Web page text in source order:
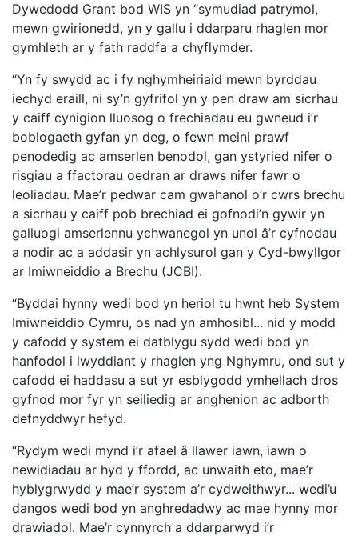
Dywedodd Grant bod WIS yn “symudiad patrymol,
mewn gwirionedd, yn y gallu i ddarparu rhaglen mor
gymhleth ar y fath raddfa a chyflymder.
“Yn fy swydd ac i fy nghymheiriaid mewn byrddau
iechyd eraill, ni sy’n gyfrifol yn y pen draw am sicrhau
y caiff cynigion lluosog o frechiadau eu gwneud i’r
boblogaeth gyfan yn deg, o fewn meini prawf
penodedig ac amserlen benodol, gan ystyried nifer o
risgiau a ffactorau oedran ar draws nifer fawr o
leoliadau. Mae’r pedwar cam gwahanol o’r cwrs brechu
a sicrhau y caiff pob brechiad ei gofnodi’n gywir yn
galluogi amserlennu ychwanegol yn unol â’r cyfnodau
a nodir ac a addasir yn achlysurol gan y Cyd-bwyllgor
ar Imiwneiddio a Brechu (JCBI).
“Byddai hynny wedi bod yn heriol tu hwnt heb System
Imiwneiddio Cymru, os nad yn amhosibl... nid y modd
y cafodd y system ei datblygu sydd wedi bod yn
hanfodol i lwyddiant y rhaglen yng Nghymru, ond sut y
cafodd ei haddasu a sut yr esblygodd ymhellach dros
gyfnod mor fyr yn seiliedig ar anghenion ac adborth
defnyddwyr hefyd.
“Rydym wedi mynd i’r afael â llawer iawn, iawn o
newidiadau ar hyd y ffordd, ac unwaith eto, mae’r
hyblygrwydd y mae’r system a’r cydweithwyr... wedi’u
dangos wedi bod yn anghredadwy ac mae hynny mor
drawiadol. Mae’r cynnyrch a ddarparwyd i’r